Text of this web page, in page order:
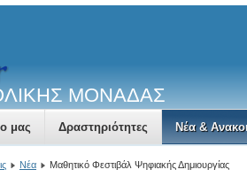
ΜΟΝΑΔΑΣ
μας Δραστηριότητες Νέα &
Νέα Μαθητικό Φεστιβάλ Ψηφιακής Δημιουργίας